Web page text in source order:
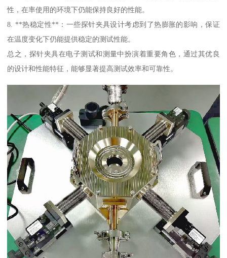
性，在率使用的环境下仍能保持良好的性能。
8. **热稳定性**：一些探针夹具设计考虑到了热膨胀的影响，保证
在温度变化下仍能提供稳定的测试性能。
总之，探针夹具在电子测试和测量中扮演着重要角色，通过其优良
的设计和性能特征，能够显著提高测试效率和可靠性。